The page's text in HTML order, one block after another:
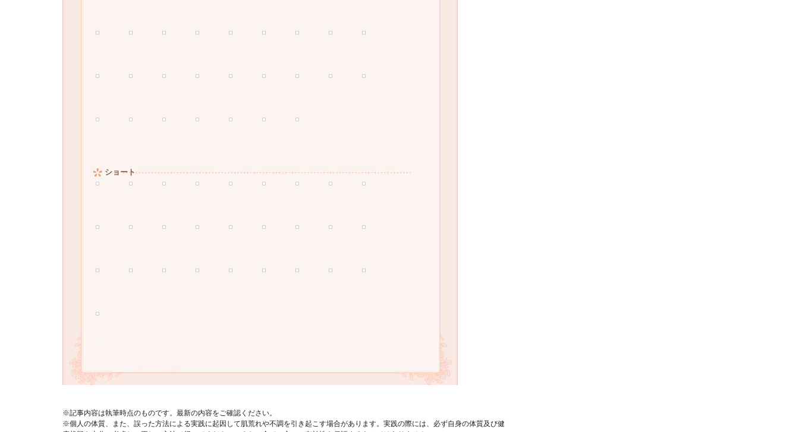
ショート
※記事内容は執筆時点のものです。最新の内容をご確認ください。
※個人の体質、また、誤った方法による実践に起因して肌荒れや不調を引き起こす場合があります。実践の際には、必ず自身の体質及び健